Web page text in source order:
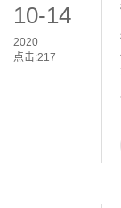
10-14
2020
点击:217